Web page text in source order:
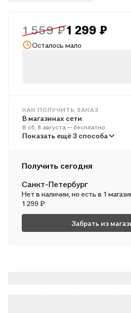
спустя двадцать лет, её сына
мучает не только чувство вины, но
1 559 ₽1 299 ₽
Осталось мало
КАК ПОЛУЧИТЬ ЗАКАЗ
В магазинах сети
В сб, 8 августа — бесплатно
В пунктах выдачи
В сб, 8 августа — от 317 ₽
Почтой России
В вс, 9 августа — от 537 ₽
Показать ещё 3 способа
Получить сегодня
Санкт-Петербург
Нет в наличии, но есть в 1
1 299 ₽
Забрать из